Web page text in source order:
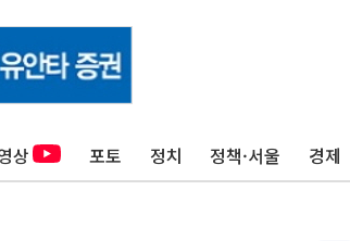
상 포토 정치 정책·서울 경제